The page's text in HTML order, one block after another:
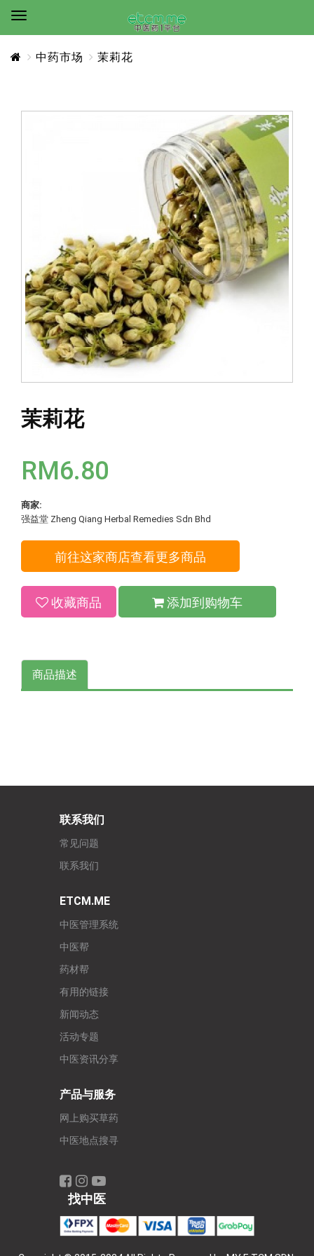
中药市场 茉莉花
茉莉花
RM6.80
商家:
强益堂 Zheng Qiang Herbal Remedies Sdn Bhd
前往这家商店查看更多商品
收藏商品 添加到购物车
商品描述
联系我们
常见问题
联系我们
ETCM.ME
中医管理系统
中医帮
药材帮
有用的链接
新闻动态
活动专题
中医资讯分享
产品与服务
网上购买草药
中医地点搜寻
找中医